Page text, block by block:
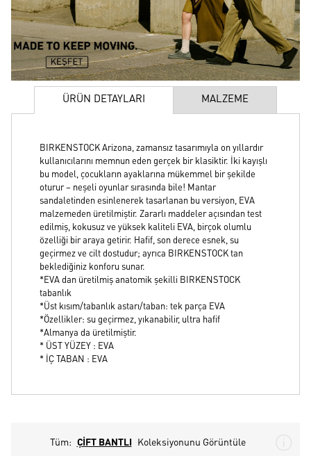
ÜRÜN DETAYLARI MALZEME
BIRKENSTOCK Arizona, zamansız tasarımıyla on yıllardır
kullanıcılarını memnun eden gerçek bir klasiktir. İki kayışlı
bu model, çocukların ayaklarına mükemmel bir şekilde
oturur – neşeli oyunlar sırasında bile! Mantar
sandaletinden esinlenerek tasarlanan bu versiyon, EVA
malzemeden üretilmiştir. Zararlı maddeler açısından test
edilmiş, kokusuz ve yüksek kaliteli EVA, birçok olumlu
özelliği bir araya getirir. Hafif, son derece esnek, su
geçirmez ve cilt dostudur; ayrıca BIRKENSTOCK tan
beklediğiniz konforu sunar.
*EVA dan üretilmiş anatomik şekilli BIRKENSTOCK
tabanlık
*Üst kısım/tabanlık astarı/taban: tek parça EVA
*Özellikler: su geçirmez, yıkanabilir, ultra hafif
*Almanya da üretilmiştir.
* ÜST YÜZEY : EVA
* İÇ TABAN : EVA
Tüm: ÇİFT BANTLI Koleksiyonunu Görüntüle